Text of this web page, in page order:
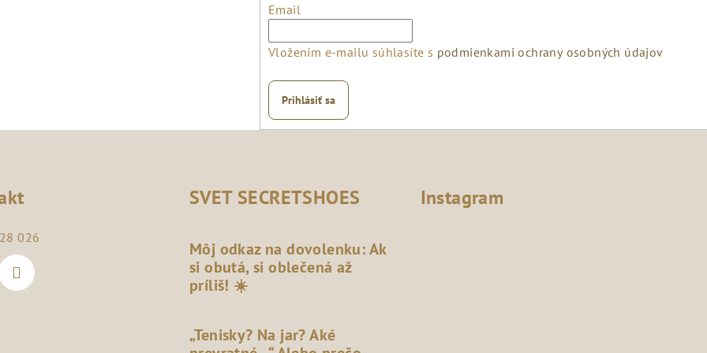
Email
Vložením e-mailu súhlasíte s podmienkami ochrany osobných údajov
Prihlásiť sa
026
SVET SECRETSHOES
Môj odkaz na dovolenku: Ak
si obutá, si oblečená až
príliš! ☀️
„Tenisky? Na jar? Aké
Instagram